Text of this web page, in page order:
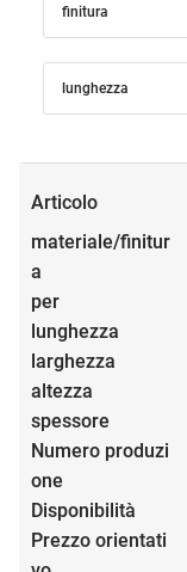
finitura
lunghezza